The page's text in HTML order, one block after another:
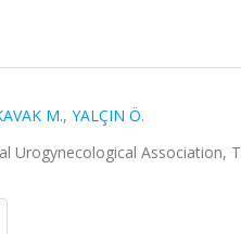
M., YALÇIN Ö.
Association,